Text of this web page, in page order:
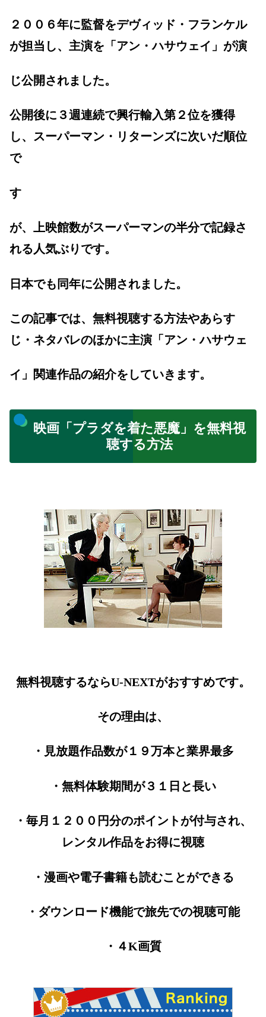
２００６年に監督をデヴィッド・フランケル
が担当し、主演を「アン・ハサウェイ」が演
じ公開されました。
公開後に３週連続で興行輸入第２位を獲得
し、スーパーマン・リターンズに次いだ順位
で
す
が、上映館数がスーパーマンの半分で記録さ
れる人気ぶりです。
日本でも同年に公開されました。
この記事では、無料視聴する方法やあらす
じ・ネタバレのほかに主演「アン・ハサウェ
イ」関連作品の紹介をしていきます。
映画「プラダを着た悪魔」を無料視
聴する方法
無料視聴するならU-NEXTがおすすめです。
その理由は、
・見放題作品数が１９万本と業界最多
・無料体験期間が３１日と長い
・毎月１２００円分のポイントが付与され、
レンタル作品をお得に視聴
・漫画や電子書籍も読むことができる
・ダウンロード機能で旅先での視聴可能
・４K画質